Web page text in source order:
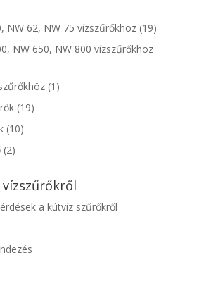
NW 62, NW 75 vízszűrőkhöz (19)
NW 650, NW 800 vízszűrőkhöz
(1)
(19)
(10)
(2)
a kútvíz szűrőkről